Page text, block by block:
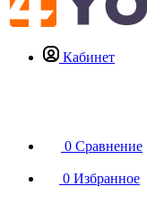
Кабинет
0 Сравнение
0 Избранное